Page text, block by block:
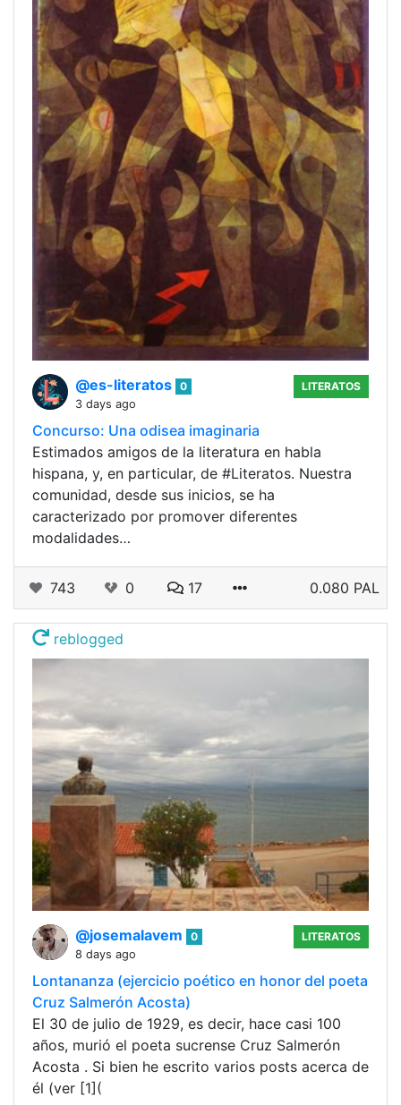
@es-literatos 0
3 days ago
LITERATOS
Concurso: Una odisea imaginaria
Estimados amigos de la literatura en habla
hispana, y, en particular, de #Literatos. Nuestra
comunidad, desde sus inicios, se ha
caracterizado por promover diferentes
modalidades…
743 0 17 0.080 PAL
reblogged
@josemalavem
0
8 days ago
LITERATOS
Lontananza (ejercicio poético en honor del poeta
Cruz Salmerón Acosta)
El 30 de julio de 1929, es decir, hace casi 100
años, murió el poeta sucrense Cruz Salmerón
Acosta . Si bien he escrito varios posts acerca de
él (ver [1](